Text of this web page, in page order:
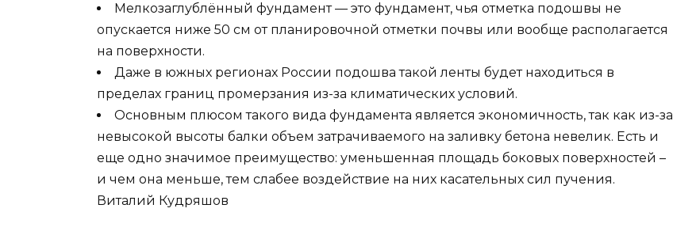
Мелкозаглублённый фундамент — это фундамент, чья отметка подошвы не
опускается ниже 50 см от планировочной отметки почвы или вообще располагается
на поверхности.
Даже в южных регионах России подошва такой ленты будет находиться в
пределах границ промерзания из-за климатических условий.
Основным плюсом такого вида фундамента является экономичность, так как из-за
невысокой высоты балки объем затрачиваемого на заливку бетона невелик. Есть и
еще одно значимое преимущество: уменьшенная площадь боковых поверхностей –
и чем она меньше, тем слабее воздействие на них касательных сил пучения.
Виталий Кудряшов